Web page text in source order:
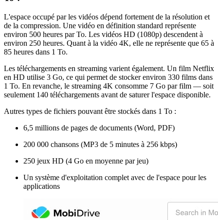
L'espace occupé par les vidéos dépend fortement de la résolution et
de la compression. Une vidéo en définition standard représente
environ 500 heures par To. Les vidéos HD (1080p) descendent à
environ 250 heures. Quant à la vidéo 4K, elle ne représente que 65 à
85 heures dans 1 To.
Les téléchargements en streaming varient également. Un film Netflix
en HD utilise 3 Go, ce qui permet de stocker environ 330 films dans
1 To. En revanche, le streaming 4K consomme 7 Go par film — soit
seulement 140 téléchargements avant de saturer l'espace disponible.
Autres types de fichiers pouvant être stockés dans 1 To :
6,5 millions de pages de documents (Word, PDF)
200 000 chansons (MP3 de 5 minutes à 256 kbps)
250 jeux HD (4 Go en moyenne par jeu)
Un système d'exploitation complet avec de l'espace pour les
applications